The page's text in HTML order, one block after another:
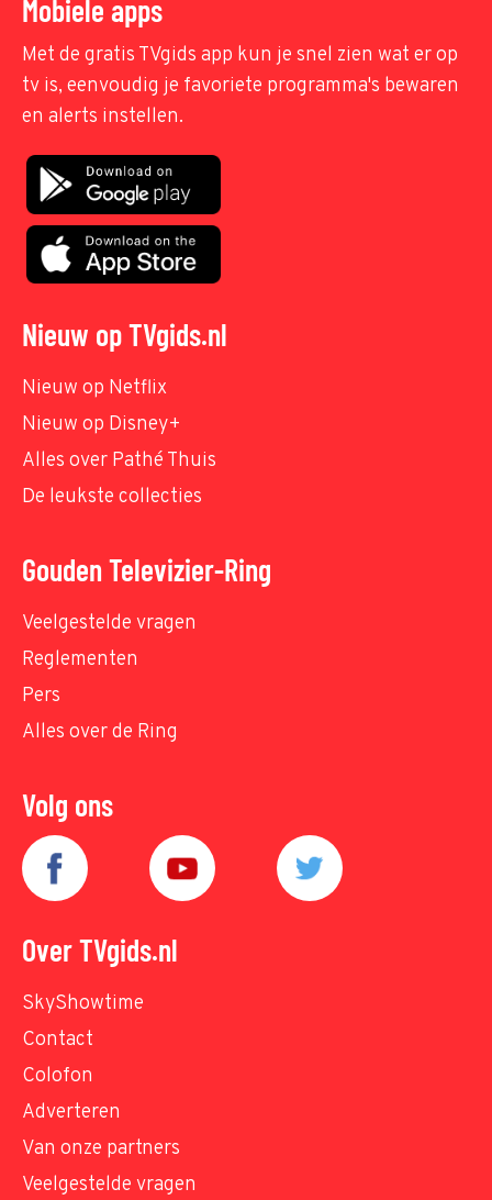
Mobiele apps
Met de gratis TVgids app kun je snel zien wat er op
tv is, eenvoudig je favoriete programma's bewaren
en alerts instellen.
Nieuw op TVgids.nl
Nieuw op Netflix
Nieuw op Disney+
Alles over Pathé Thuis
De leukste collecties
Gouden Televizier-Ring
Veelgestelde vragen
Reglementen
Pers
Alles over de Ring
Volg ons
Over TVgids.nl
SkyShowtime
Contact
Colofon
Adverteren
Van onze partners
Veelgestelde vragen